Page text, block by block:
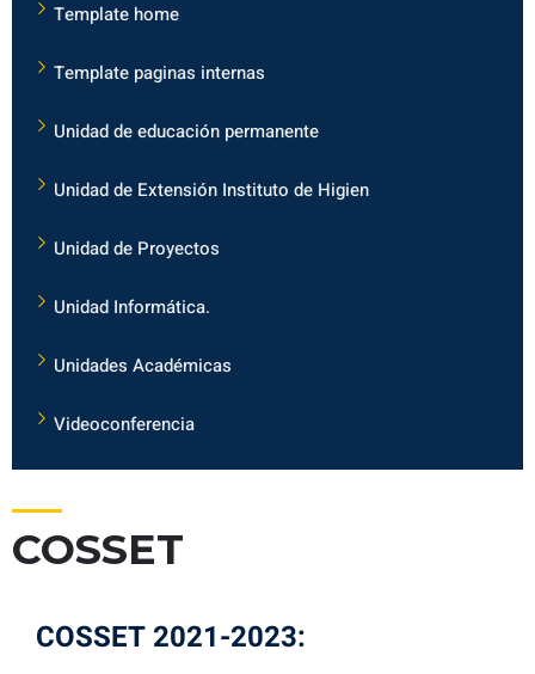
Template home
Template paginas internas
Unidad de educación permanente
Unidad de Extensión Instituto de Higien
Unidad de Proyectos
Unidad Informática.
Unidades Académicas
Videoconferencia
COSSET
COSSET 2021-2023: